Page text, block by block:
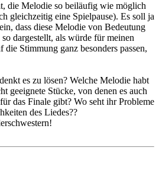
die Melodie so beiläufig wie möglich
gleichzeitig eine Spielpause). Es soll ja
dass diese Melodie von Bedeutung
dargestellt, als würde für meinen
Stimmung ganz besonders passen,
es zu lösen? Welche Melodie habt
geeignete Stücke, von denen es auch
das Finale gibt? Wo seht ihr Probleme
des Liedes??